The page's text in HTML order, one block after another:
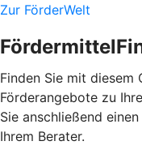
Zur FörderWelt
Finden Sie mit diesem
Förderangebote zu
Sie anschließend
Ihrem Berater.